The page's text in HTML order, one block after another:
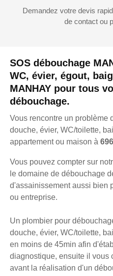
SOS débouchage
WC, évier, égout,
MANHAY pour tous
débouchage.
Vous rencontre un problème
douche, évier, WC/toilette,
appartement ou maison à
Vous pouvez compter sur
le domaine de débouchage
d'assainissement aussi bien
ou entreprise.
Un plombier pour
douche, évier, WC/toilette,
en moins de 45min afin
diagnostique, ensuite il vous
avant la réalisation d'un
Demandez votre devis
de contact ou